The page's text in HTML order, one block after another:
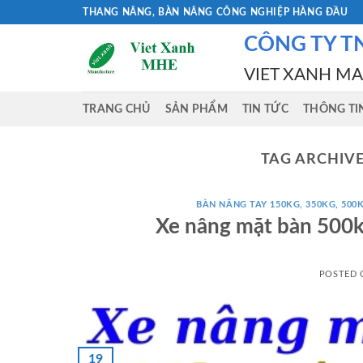
THANG NÂNG, BÀN NÂNG CÔNG NGHIỆP HÀNG ĐẦU
CÔNG TY
VIET XANH
TRANG CHỦ SẢN PHẨM TIN TỨC THÔNG
TAG
BÀN NÂNG TAY 150KG, 350KG,
Xe nâng mặt bàn
POSTED
19